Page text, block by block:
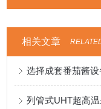
相关文章
选择成套番茄酱
列管式UHT超高